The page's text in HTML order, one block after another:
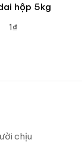
hộp 5kg
1₫
chịu